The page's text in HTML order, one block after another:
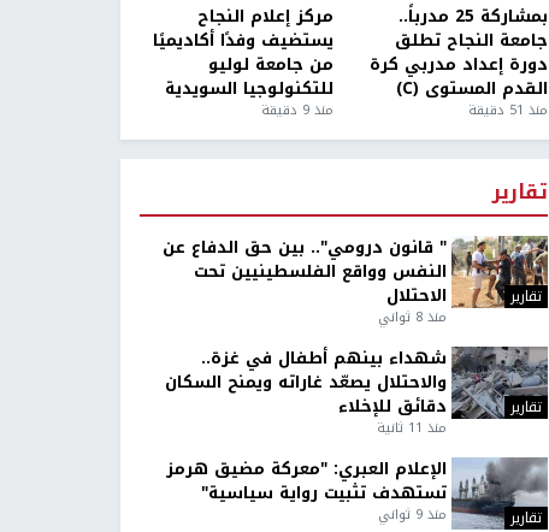
بمشاركة 25 مدرباً..
جامعة النجاح تطلق
دورة إعداد مدربي كرة
القدم المستوى (C)
منذ 51 دقيقة
مركز إعلام النجاح
يستضيف وفدًا أكاديميًا
من جامعة لوليو
للتكنولوجيا السويدية
منذ 9 دقيقة
تقارير
تقارير
" قانون درومي".. بين حق الدفاع عن
النفس وواقع الفلسطينيين تحت
الاحتلال
منذ 8 ثواني
تقارير
شهداء بينهم أطفال في غزة..
والاحتلال يصعّد غاراته ويمنح السكان
دقائق للإخلاء
منذ 11 ثانية
تقارير
الإعلام العبري: "معركة مضيق هرمز
تستهدف تثبيت رواية سياسية"
منذ 9 ثواني